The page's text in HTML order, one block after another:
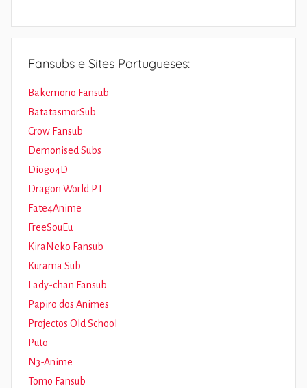
Fansubs e Sites Portugueses:
Bakemono Fansub
BatatasmorSub
Crow Fansub
Demonised Subs
Diogo4D
Dragon World PT
Fate4Anime
FreeSouEu
KiraNeko Fansub
Kurama Sub
Lady-chan Fansub
Papiro dos Animes
Projectos Old School
Puto
N3-Anime
Tomo Fansub